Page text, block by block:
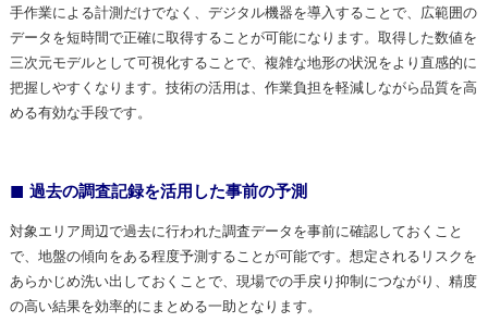
手作業による計測だけでなく、デジタル機器を導入することで、広範囲の
データを短時間で正確に取得することが可能になります。取得した数値を
三次元モデルとして可視化することで、複雑な地形の状況をより直感的に
把握しやすくなります。技術の活用は、作業負担を軽減しながら品質を高
める有効な手段です。
過去の調査記録を活用した事前の予測
対象エリア周辺で過去に行われた調査データを事前に確認しておくこと
で、地盤の傾向をある程度予測することが可能です。想定されるリスクを
あらかじめ洗い出しておくことで、現場での手戻り抑制につながり、精度
の高い結果を効率的にまとめる一助となります。